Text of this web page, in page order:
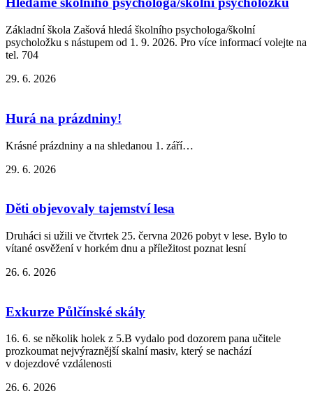
Základní škola Zašová hledá školního psychologa/školní
psycholožku s nástupem od 1. 9. 2026. Pro více informací volejte na
tel. 704
29. 6. 2026
Hurá na prázdniny!
Krásné prázdniny a na shledanou 1. září…
29. 6. 2026
Děti objevovaly tajemství lesa
Druháci si užili ve čtvrtek 25. června 2026 pobyt v lese. Bylo to
vítané osvěžení v horkém dnu a příležitost poznat lesní
26. 6. 2026
Exkurze Půlčínské skály
16. 6. se několik holek z 5.B vydalo pod dozorem pana učitele
prozkoumat nejvýraznější skalní masiv, který se nachází
v dojezdové vzdálenosti
26. 6. 2026